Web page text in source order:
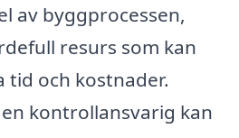
av byggprocessen,
resurs som kan
och kostnader.
kontrollansvarig kan